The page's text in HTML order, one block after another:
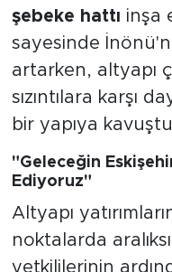
şebeke hattı inşa
sayesinde
artarken, altyapı
sızıntılara karşı
bir yapıya
"Geleceğin
Ediyoruz"
Altyapı
noktalarda
yetkililerinin